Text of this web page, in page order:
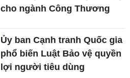
cho ngành Công Thương
Ủy ban Cạnh tranh Quốc gia
phổ biến Luật Bảo vệ quyền
lợi người tiêu dùng